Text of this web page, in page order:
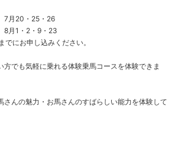
7月20・25・26
9・23
にお申し込みください。
方でも気軽に乗れる体験乗馬コースを体験できま
んの魅力・お馬さんのすばらしい能力を体験して